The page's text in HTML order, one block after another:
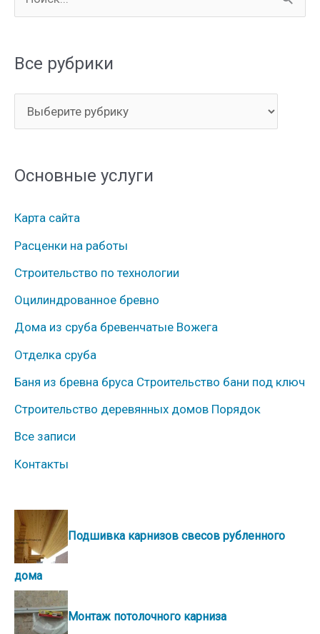
о
с
Все рубрики
с
р
б
р
и
к
и
Основные услуги
Карта сайта
Расценки на работы
Строительство по технологии
Оцилиндрованное бревно
Дома из сруба бревенчатые Вожега
Отделка сруба
Баня из бревна бруса Строительство бани под ключ
Строительство деревянных домов Порядок
Все записи
Контакты
Подшивка карнизов свесов рубленного
дома
Монтаж потолочного карниза